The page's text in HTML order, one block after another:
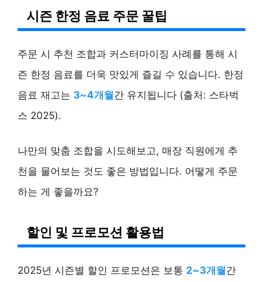
시즌 한정 음료 주문 꿀팁
주문 시 추천 조합과 커스터마이징 사례를 통해 시
즌 한정 음료를 더욱 맛있게 즐길 수 있습니다. 한정
음료 재고는 3~4개월간 유지됩니다 (출처: 스타벅
스 2025).
나만의 맞춤 조합을 시도해보고, 매장 직원에게 추
천을 물어보는 것도 좋은 방법입니다. 어떻게 주문
하는 게 좋을까요?
할인 및 프로모션 활용법
2025년 시즌별 할인 프로모션은 보통 2~3개월 간